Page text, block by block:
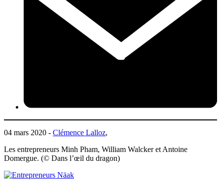
04 mars 2020 - Clémence Lalloz,
Les entrepreneurs Minh Pham, William Walcker et Antoine
Domergue. (© Dans l’œil du dragon)